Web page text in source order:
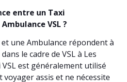
entre un Taxi
VSL ?
une Ambulance répondent à
le cadre de VSL à Les
est généralement utilisé
assis et ne nécessite